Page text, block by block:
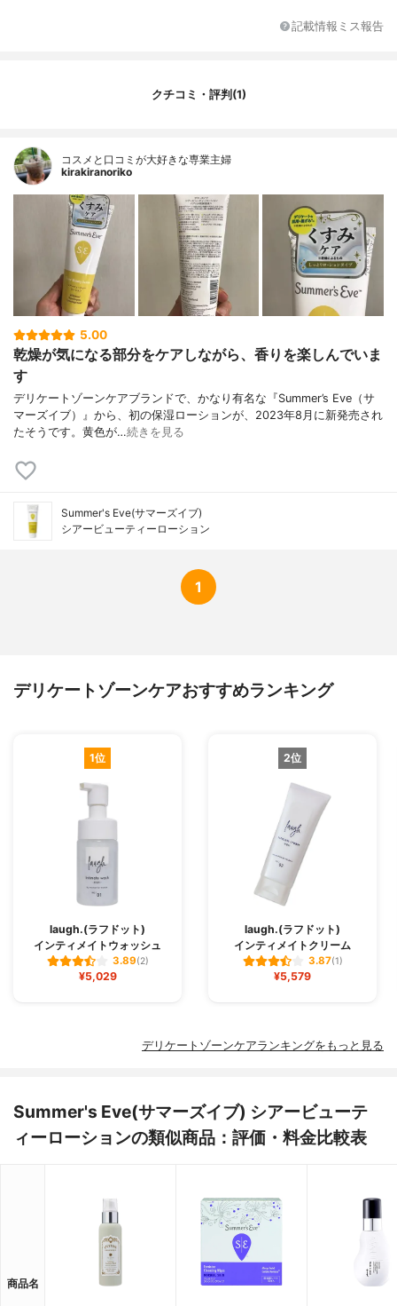
記載情報ミス報告
クチコミ・評判(1)
コスメと口コミが大好きな専業主婦
kirakiranoriko
5.00
乾燥が気になる部分をケアしながら、香りを楽しんでいま
す
デリケートゾーンケアブランドで、かなり有名な『Summer’s Eve（サ
マーズイブ）』から、初の保湿ローションが、2023年8月に新発売され
たそうです。黄色が…続きを見る
Summer's Eve(サマーズイブ)
シアービューティーローション
1
デリケートゾーンケアおすすめランキング
1位
laugh.(ラフドット)
インティメイトウォッシュ
3.89(2)
¥5,029
2位
laugh.(ラフドット)
インティメイトクリーム
3.87(1)
¥5,579
デリケートゾーンケアランキングをもっと見る
Summer's Eve(サマーズイブ) シアービューテ
ィーローションの類似商品：評価・料金比較表
商品名